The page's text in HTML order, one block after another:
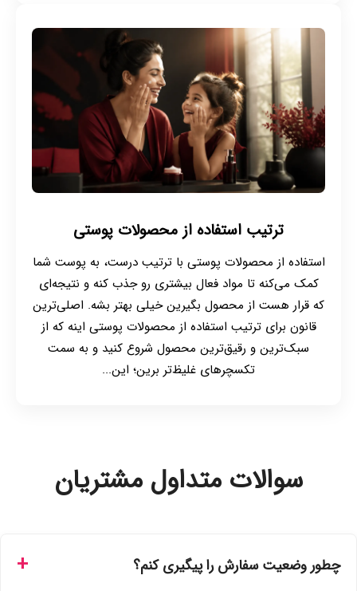
ترتیب استفاده از محصولات پوستی
استفاده از محصولات پوستی با ترتیب درست، به پوست شما
کمک می‌کنه تا مواد فعال بیشتری رو جذب کنه و نتیجه‌ای
که قرار هست از محصول بگیرین خیلی بهتر بشه. اصلی‌ترین
قانون برای ترتیب استفاده از محصولات پوستی اینه که از
سبک‌ترین و رقیق‌ترین محصول شروع کنید و به سمت
تکسچرهای غلیظ‌تر برین؛ این...
سوالات متداول مشتریان
چطور وضعیت سفارش را پیگیری کنم؟